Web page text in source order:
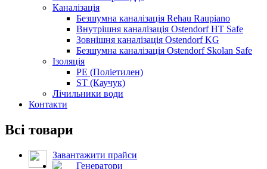
Каналізація
Безшумна каналізація Rehau Raupiano
Внутрішня каналізація Ostendorf HT Safe
Зовнішня каналізація Ostendorf KG
Безшумна каналізація Ostendorf Skolan Safe
Ізоляція
PE (Поліетилен)
ST (Каучук)
Лічильники води
Контакти
Всі товари
Завантажити прайси
Генератори